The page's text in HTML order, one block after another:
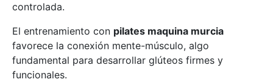
controlada.
El entrenamiento con pilates maquina murcia
favorece la conexión mente-músculo, algo
fundamental para desarrollar glúteos firmes y
funcionales.